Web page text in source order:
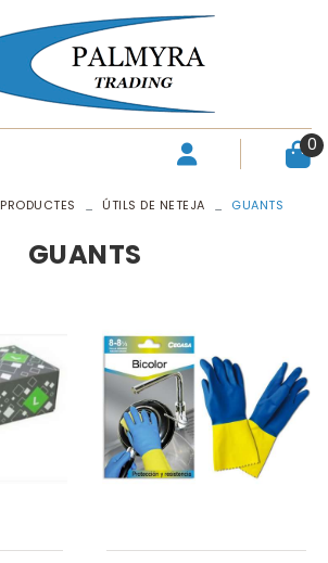
0
PRODUCTES ÚTILS DE NETEJA GUANTS
GUANTS